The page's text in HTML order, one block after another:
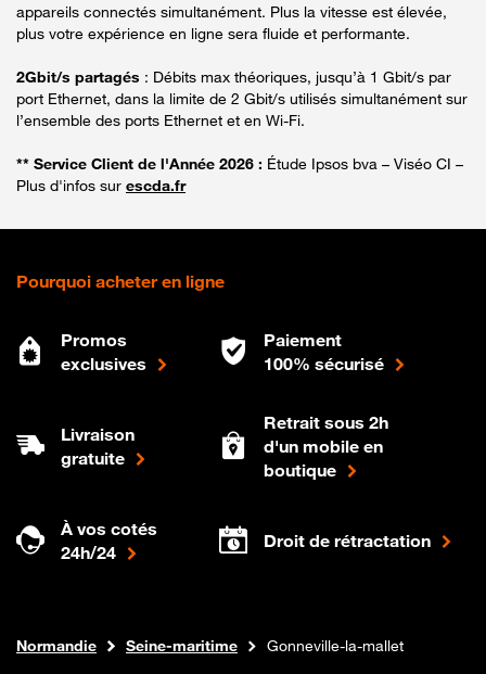
appareils connectés simultanément. Plus la vitesse est élevée,
plus votre expérience en ligne sera fluide et performante.
2Gbit/s partagés : Débits max théoriques, jusqu’à 1 Gbit/s par
port Ethernet, dans la limite de 2 Gbit/s utilisés simultanément sur
l’ensemble des ports Ethernet et en Wi-Fi.
** Service Client de l'Année 2026 : Étude Ipsos bva – Viséo CI –
Plus d'infos sur escda.fr
Pourquoi acheter en ligne
Promos
exclusives
Paiement
100% sécurisé
Livraison
gratuite
Retrait sous 2h
d'un mobile en
boutique
À vos cotés
24h/24
Droit de rétractation
Boutique Orange
Internet fibre
Normandie Seine-maritime Gonneville-la-mallet